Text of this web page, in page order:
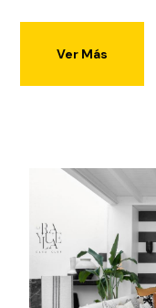
Ver Más